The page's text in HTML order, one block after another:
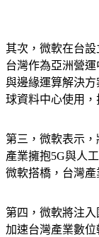
其次，微軟在台
台灣作為亞洲營
與邊緣運算解決
球資料中心使用
第三，微軟表示
產業擁抱5G與人
微軟搭橋，台灣
第四，微軟將注
加速台灣產業數